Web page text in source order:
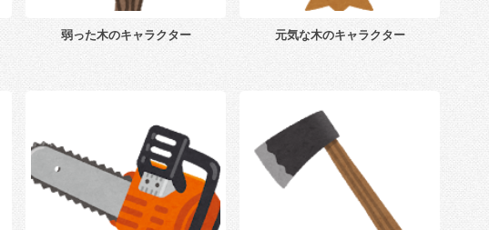
弱った木のキャラクター 元気な木のキャラクター